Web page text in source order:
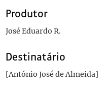
Produtor
José Eduardo R.
Destinatário
[António José de Almeida]